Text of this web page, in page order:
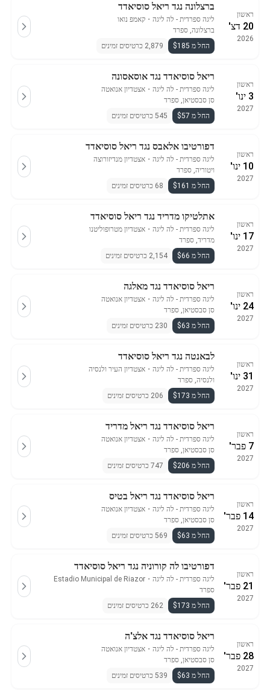
ראשון
20 דצ'
2026
ברצלונה נגד ריאל סוסיאדד
ליגה ספרדית - לה ליגה ・ קאמפ נואו
ברצלונה, ספרד
החל מ $185
2,879 כרטיסים זמינים
ראשון
3 ינו'
2027
ריאל סוסיאדד נגד אוסאסונה
ליגה ספרדית - לה ליגה ・ אצטדיון אנואטה
סן סבסטיאן, ספרד
החל מ $57
545 כרטיסים זמינים
ראשון
10 ינו'
2027
דפורטיבו אלאבס נגד ריאל סוסיאדד
ליגה ספרדית - לה ליגה ・ אצטדיון מנדיזורוצה
ויטוריה, ספרד
החל מ $161
68 כרטיסים זמינים
ראשון
17 ינו'
2027
אתלטיקו מדריד נגד ריאל סוסיאדד
ליגה ספרדית - לה ליגה ・ אצטדיון מטרופוליטנו
מדריד, ספרד
החל מ $66
2,154 כרטיסים זמינים
ראשון
24 ינו'
2027
ריאל סוסיאדד נגד מאלגה
ליגה ספרדית - לה ליגה ・ אצטדיון אנואטה
סן סבסטיאן, ספרד
החל מ $63
230 כרטיסים זמינים
ראשון
31 ינו'
2027
לבאנטה נגד ריאל סוסיאדד
ליגה ספרדית - לה ליגה ・ אצטדיון העיר ולנסיה
ולנסיה, ספרד
החל מ $173
206 כרטיסים זמינים
ראשון
7 פבר'
2027
ריאל סוסיאדד נגד ריאל מדריד
ליגה ספרדית - לה ליגה ・ אצטדיון אנואטה
סן סבסטיאן, ספרד
החל מ $206
747 כרטיסים זמינים
ראשון
14 פבר'
2027
ריאל סוסיאדד נגד ריאל בטיס
ליגה ספרדית - לה ליגה ・ אצטדיון אנואטה
סן סבסטיאן, ספרד
החל מ $63
569 כרטיסים זמינים
ראשון
21 פבר'
2027
דפורטיבו לה קורוניה נגד ריאל סוסיאדד
ליגה ספרדית - לה ליגה ・
Estadio Municipal de Riazor
ספרד
החל מ $173
262 כרטיסים זמינים
ראשון
28 פבר'
2027
ריאל סוסיאדד נגד אלצ'ה
ליגה ספרדית - לה ליגה ・ אצטדיון אנואטה
סן סבסטיאן, ספרד
החל מ $63
539 כרטיסים זמינים